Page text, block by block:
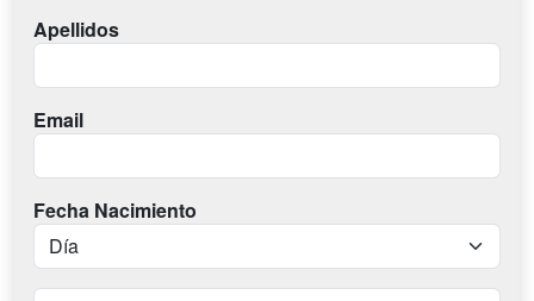
Apellidos
Email
Fecha Nacimiento